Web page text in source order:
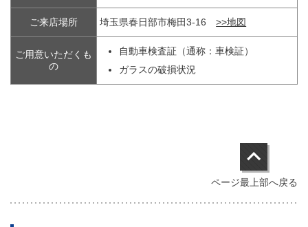
ご来店場所 埼玉県春日部市梅田3-16>>地図
ご用意いただくも
の
自動車検査証（通称：車検証）
ガラスの破損状況
ページ最上部へ戻る